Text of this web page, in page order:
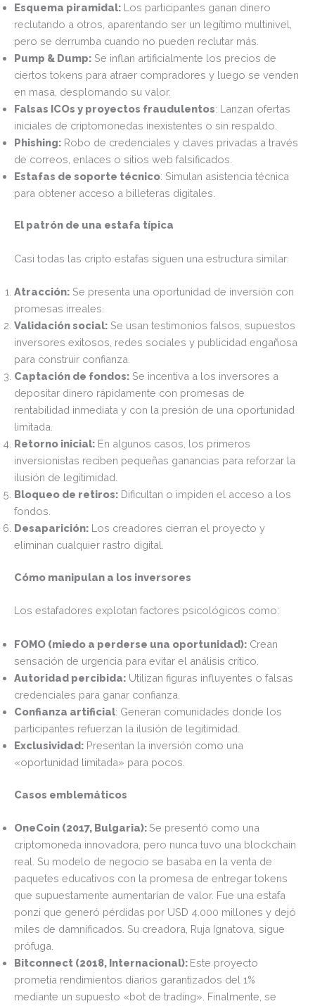
Esquema piramidal: Los participantes ganan dinero
reclutando a otros, aparentando ser un legítimo multinivel,
pero se derrumba cuando no pueden reclutar más.
Pump & Dump: Se inflan artificialmente los precios de
ciertos tokens para atraer compradores y luego se venden
en masa, desplomando su valor.
Falsas ICOs y proyectos fraudulentos: Lanzan ofertas
iniciales de criptomonedas inexistentes o sin respaldo.
Phishing: Robo de credenciales y claves privadas a través
de correos, enlaces o sitios web falsificados.
Estafas de soporte técnico: Simulan asistencia técnica
para obtener acceso a billeteras digitales.
El patrón de una estafa típica
Casi todas las cripto estafas siguen una estructura similar:
Atracción: Se presenta una oportunidad de inversión con
promesas irreales.
Validación social: Se usan testimonios falsos, supuestos
inversores exitosos, redes sociales y publicidad engañosa
para construir confianza.
Captación de fondos: Se incentiva a los inversores a
depositar dinero rápidamente con promesas de
rentabilidad inmediata y con la presión de una oportunidad
limitada.
Retorno inicial: En algunos casos, los primeros
inversionistas reciben pequeñas ganancias para reforzar la
ilusión de legitimidad.
Bloqueo de retiros: Dificultan o impiden el acceso a los
fondos.
Desaparición: Los creadores cierran el proyecto y
eliminan cualquier rastro digital.
Cómo manipulan a los inversores
Los estafadores explotan factores psicológicos como:
FOMO (miedo a perderse una oportunidad): Crean
sensación de urgencia para evitar el análisis crítico.
Autoridad percibida: Utilizan figuras influyentes o falsas
credenciales para ganar confianza.
Confianza artificial: Generan comunidades donde los
participantes refuerzan la ilusión de legitimidad.
Exclusividad: Presentan la inversión como una
«oportunidad limitada» para pocos.
Casos emblemáticos
OneCoin (2017, Bulgaria): Se presentó como una
criptomoneda innovadora, pero nunca tuvo una blockchain
real. Su modelo de negocio se basaba en la venta de
paquetes educativos con la promesa de entregar tokens
que supuestamente aumentarían de valor. Fue una estafa
ponzi que generó pérdidas por USD 4.000 millones y dejó
miles de damnificados. Su creadora, Ruja Ignatova, sigue
prófuga.
Bitconnect (2018, Internacional): Este proyecto
prometía rendimientos diarios garantizados del 1%
mediante un supuesto «bot de trading». Finalmente, se